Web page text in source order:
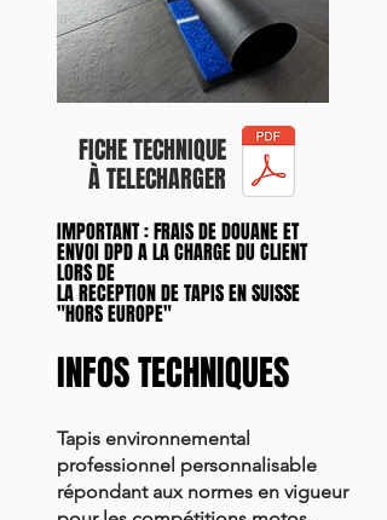
FICHE TECHNIQUE
À TELECHARGER
IMPORTANT : FRAIS DE DOUANE ET
ENVOI DPD A LA CHARGE DU CLIENT
LORS DE
LA RECEPTION DE TAPIS EN SUISSE
"HORS EUROPE"
INFOS TECHNIQUES
Tapis environnemental
professionnel personnalisabl e
répondant aux normes en vigueur